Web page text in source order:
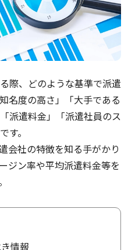
際、どのような基準で派遣
名度の高さ」「大手である
派遣料金」「派遣社員のス
す。
会社の特徴を知る手がかり
ジン率や平均派遣料金等を
情報